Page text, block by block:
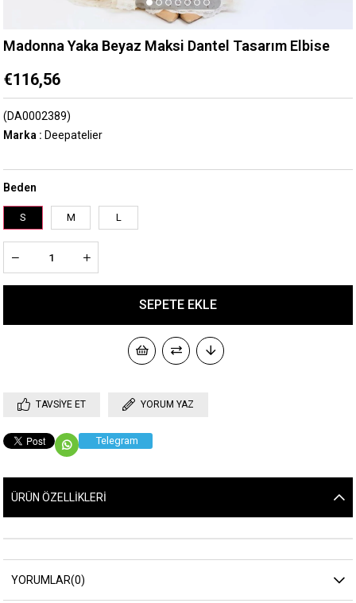
Madonna Yaka Beyaz Maksi Dantel Tasarım Elbise
€116,56
(DA0002389)
Marka : Deepatelier
Beden
S M L
TAVSIYE ET YORUM YAZ
Telegram
ÜRÜN ÖZELLIKLERI
YORUMLAR(0)